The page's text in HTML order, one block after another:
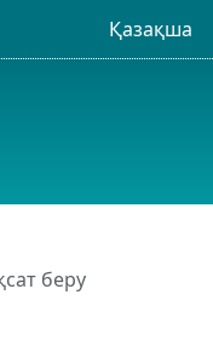
Қазақша
беру